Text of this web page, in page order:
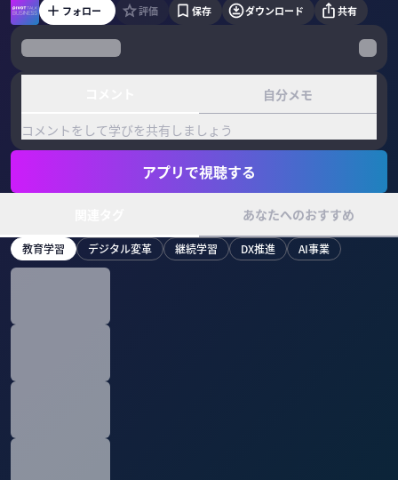
フォロー 評価 保存 ダウンロード 共有
自分メモ
コメントをして学びを共有しましょう
アプリで視聴する
あなたへのおすすめ
教育学習 デジタル変革 継続学習 DX推進 AI事業